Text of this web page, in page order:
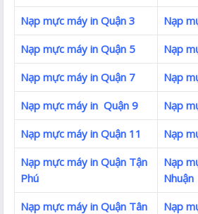
Nạp mực máy in Quận 3
Nạp
Nạp mực máy in Quận 5
Nạp
Nạp mực máy in Quận 7
Nạp
Nạp mực máy in Quận 9
Nạp
Nạp mực máy in Quận 11
Nạp
Nạp mực máy in Quận Tận
Phú
Nạp
Nhuận
Nạp mực máy in Quận Tân
Nạp